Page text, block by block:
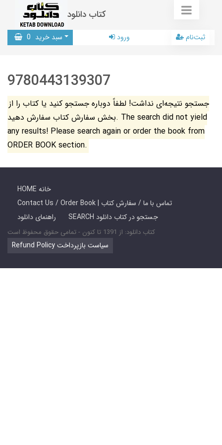
کتاب دانلود
سبد خرید 0 ورود ثبت‌نام
9780443139307
جستجو نتیجه‌ای نداشت! لطفاً دوباره جستجو کنید یا کتاب را از
بخش سفارش کتاب سفارش دهید. The search did not yield
any results! Please search again or order the book from
ORDER BOOK section.
HOME خانه
Contact Us / Order Book | تماس با ما / سفارش کتاب
راهنمای دانلود
SEARCH جستجو در کتاب دانلود
کتاب دانلود: از 1391 تا کنون - تمامی حقوق محفوظ است
Refund Policy سیاست بازپرداخت